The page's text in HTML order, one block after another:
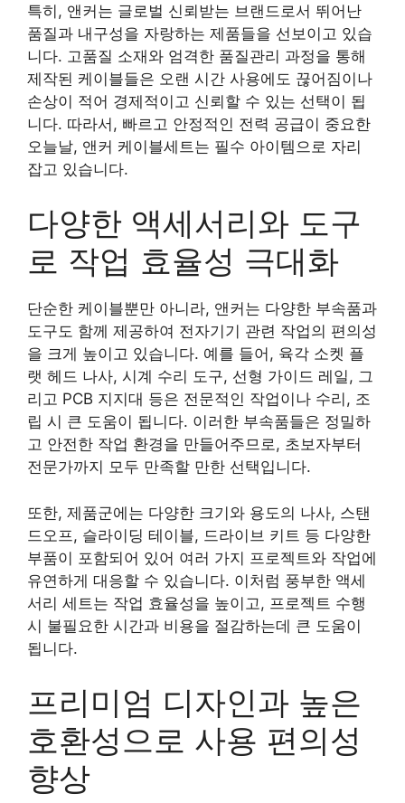
특히, 앤커는 글로벌 신뢰받는 브랜드로서 뛰어난
품질과 내구성을 자랑하는 제품들을 선보이고 있습
니다. 고품질 소재와 엄격한 품질관리 과정을 통해
제작된 케이블들은 오랜 시간 사용에도 끊어짐이나
손상이 적어 경제적이고 신뢰할 수 있는 선택이 됩
니다. 따라서, 빠르고 안정적인 전력 공급이 중요한
오늘날, 앤커 케이블세트는 필수 아이템으로 자리
잡고 있습니다.
다양한 액세서리와 도구
로 작업 효율성 극대화
단순한 케이블뿐만 아니라, 앤커는 다양한 부속품과
도구도 함께 제공하여 전자기기 관련 작업의 편의성
을 크게 높이고 있습니다. 예를 들어, 육각 소켓 플
랫 헤드 나사, 시계 수리 도구, 선형 가이드 레일, 그
리고 PCB 지지대 등은 전문적인 작업이나 수리, 조
립 시 큰 도움이 됩니다. 이러한 부속품들은 정밀하
고 안전한 작업 환경을 만들어주므로, 초보자부터
전문가까지 모두 만족할 만한 선택입니다.
또한, 제품군에는 다양한 크기와 용도의 나사, 스탠
드오프, 슬라이딩 테이블, 드라이브 키트 등 다양한
부품이 포함되어 있어 여러 가지 프로젝트와 작업에
유연하게 대응할 수 있습니다. 이처럼 풍부한 액세
서리 세트는 작업 효율성을 높이고, 프로젝트 수행
시 불필요한 시간과 비용을 절감하는데 큰 도움이
됩니다.
프리미엄 디자인과 높은
호환성으로 사용 편의성
향상